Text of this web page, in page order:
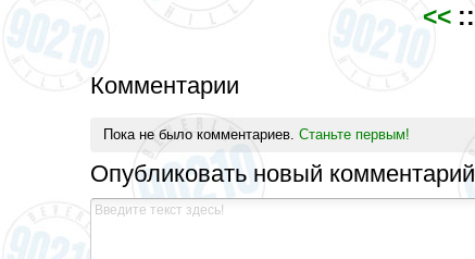
<< ::
Комментарии
Пока не было комментариев. Станьте первым!
Опубликовать новый комментарий